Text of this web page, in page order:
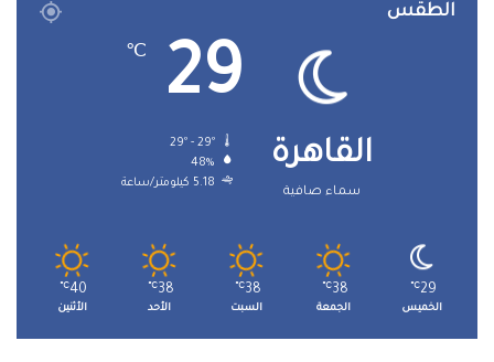
الطقس
القاهرة
سماء صافية
29
℃
48%
5.18 كيلومتر/ساعة
29
℃
الخميس
38
℃
الجمعة
38
℃
السبت
38
℃
الأحد
40
℃
الأثنين